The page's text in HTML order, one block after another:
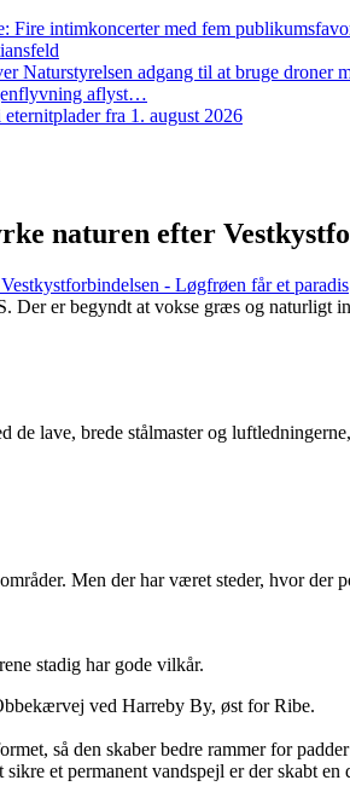
Fire intimkoncerter med fem
Naturstyrelsen adgang til at bruge droner
aflyst…
fra 1. august 2026
naturen efter
- Løgfrøen får et paradis
Der er begyndt at vokse græs og
lave, brede stålmaster og
Men der har været steder, hvor
stadig har gode vilkår.
ved Harreby By, øst for Ribe.
så den skaber bedre rammer for
et permanent vandspejl er der skabt